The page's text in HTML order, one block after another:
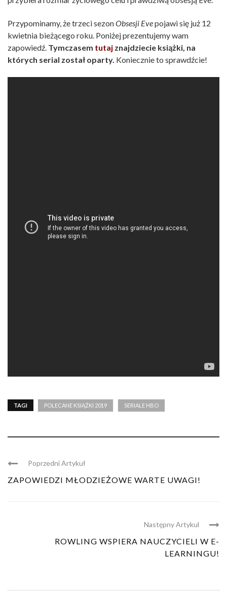
Przypominamy, że trzeci sezonObsesji Evepojawi się już 12
kwietnia bieżącego roku. Poniżej prezentujemy wam
zapowiedź. Tymczasem tutaj znajdziecie książki, na
których serial został oparty. Koniecznie to sprawdźcie!
TAGI POLECANE KSIĄŻKI 2019 SERIALE HBO
Poprzedni Artykuł
ZAPOWIEDZI MŁODZIEŻOWE WARTE UWAGI!
Następny Artykul
ROWLING WSPIERA NAUCZYCIELI W E-
LEARNINGU!